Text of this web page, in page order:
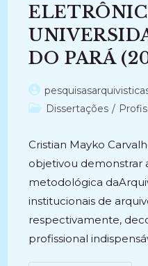
(2020)
DO PARÁ
Autor
do
Categoria
Dissertações /
Cristian Mayko
objetivou demonstrar
metodológica
institucionais de
respectivamente,
profissional